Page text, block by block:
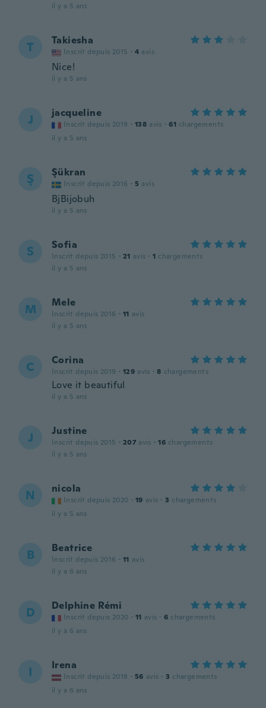
il y a 5 ans
T Takiesha
Inscrit depuis 2015 · 4 avis
Nice!
il y a 5 ans
J jacqueline
Inscrit depuis 2019 · 138 avis · 61 chargements
il y a 5 ans
Ş Şükran
Inscrit depuis 2016 · 5 avis
BjBijobuh
il y a 5 ans
S Sofia
Inscrit depuis 2015 · 21 avis · 1 chargements
il y a 5 ans
M Mele
Inscrit depuis 2016 · 11 avis
il y a 5 ans
C Corina
Inscrit depuis 2019 · 129 avis · 8 chargements
Love it beautiful
il y a 5 ans
J Justine
Inscrit depuis 2015 · 207 avis · 16 chargements
il y a 5 ans
N nicola
Inscrit depuis 2020 · 19 avis · 3 chargements
il y a 5 ans
B Beatrice
Inscrit depuis 2016 · 11 avis
il y a 6 ans
D Delphine Rémi
Inscrit depuis 2020 · 11 avis · 6 chargements
il y a 6 ans
I Irena
Inscrit depuis 2018 · 56 avis · 3 chargements
il y a 6 ans